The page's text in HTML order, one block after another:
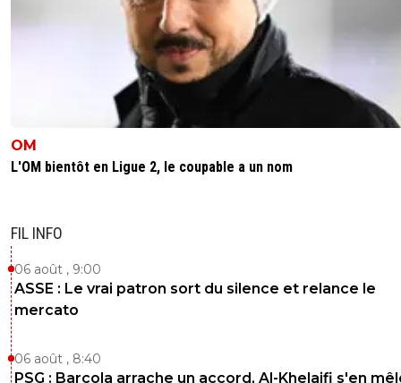
OM
L'OM bientôt en Ligue 2, le coupable a un nom
FIL INFO
06 août , 9:00
ASSE : Le vrai patron sort du silence et relance le
mercato
06 août , 8:40
PSG : Barcola arrache un accord, Al-Khelaifi s'en